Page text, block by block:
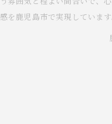
鹿児島市で実現しています